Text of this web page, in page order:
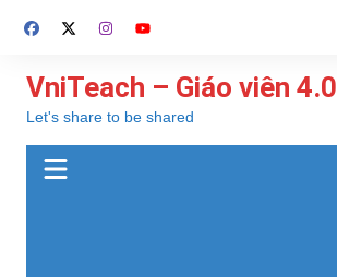
đến
dung
VniTeach – Giáo viên 4.0
Let's share to be shared